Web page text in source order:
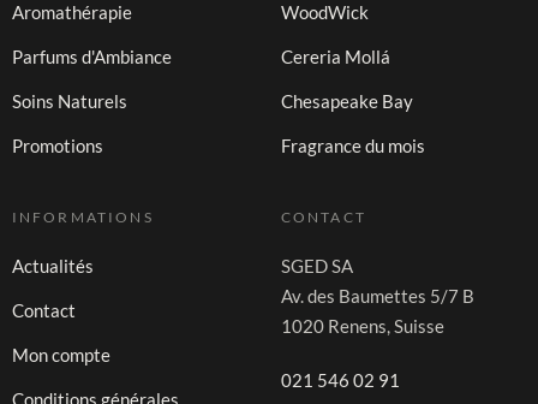
Aromathérapie
Parfums d'Ambiance
Soins Naturels
Promotions
WoodWick
Cereria Mollá
Chesapeake Bay
Fragrance du mois
INFORMATIONS
Actualités
Contact
Mon compte
Conditions générales
CONTACT
SGED SA
Av. des Baumettes 5/7 B
1020 Renens, Suisse
021 546 02 91